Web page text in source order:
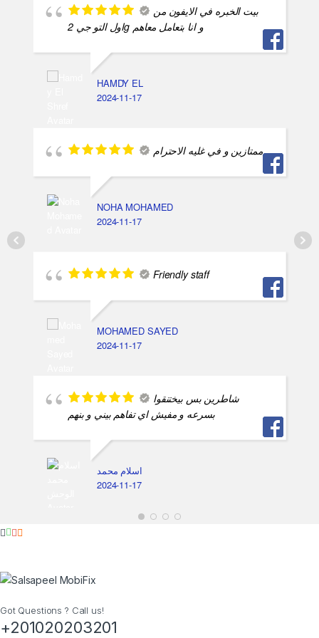
بيت الخبره في الايفون من
اول التو جي 2g و انا بتعامل معاهم
HAMDY EL
2024-11-17
ممتازين و في غليه الاحترام
NOHA MOHAMED
2024-11-17
Friendly staff
MOHAMED SAYED
2024-11-17
شاطرين بس بيختنقوا
بسرعه و مفيش اي تفاهم بيني و بنهم
اسلام محمد
2024-11-17
Got Questions ? Call us!
+201020203201